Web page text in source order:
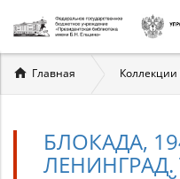
Вы
здесь
Главная
БЛОКАДА,
ЛЕНИНГРАД.